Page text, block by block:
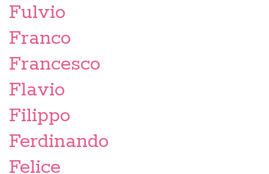
Fulvio
Franco
Francesco
Flavio
Filippo
Ferdinando
Felice